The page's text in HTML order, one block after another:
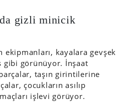
gizli minicik
ekipmanları, kayalara gevşek
gibi görünüyor. İnşaat
taşın girintilerine
çocukların asılıp
işlevi görüyor.